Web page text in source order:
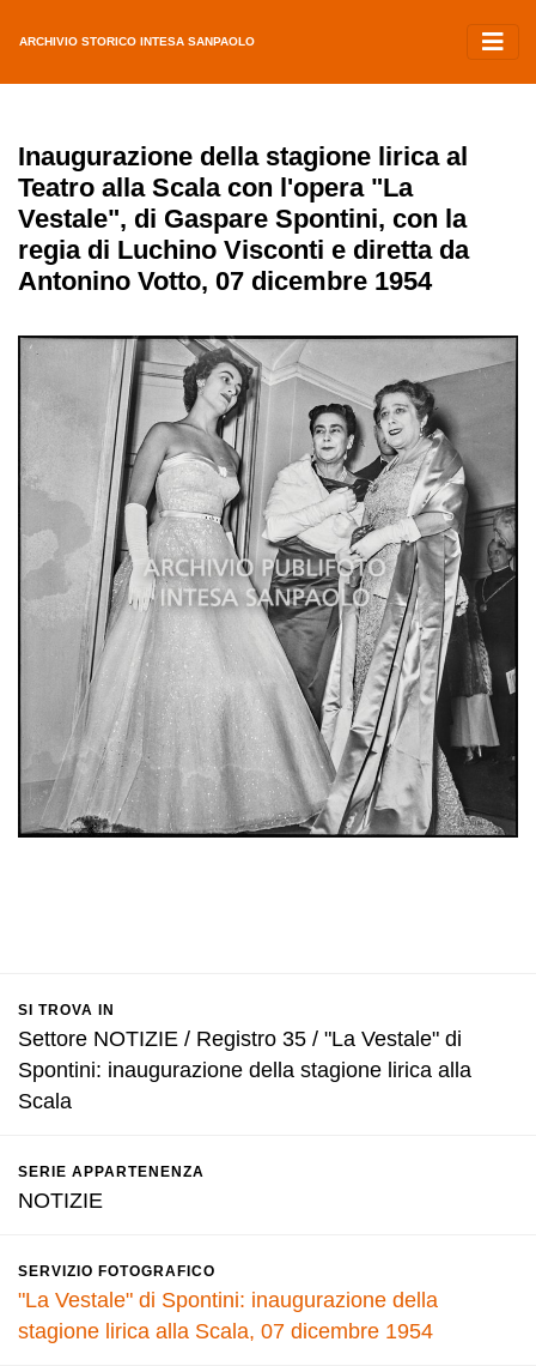
ARCHIVIO STORICO INTESA SANPAOLO
Inaugurazione della stagione lirica al
Teatro alla Scala con l'opera "La
Vestale", di Gaspare Spontini, con la
regia di Luchino Visconti e diretta da
Antonino Votto, 07 dicembre 1954
SI TROVA IN
Settore NOTIZIE / Registro 35 / "La Vestale" di
Spontini: inaugurazione della stagione lirica alla
Scala
SERIE APPARTENENZA
NOTIZIE
SERVIZIO FOTOGRAFICO
"La Vestale" di Spontini: inaugurazione della
stagione lirica alla Scala, 07 dicembre 1954